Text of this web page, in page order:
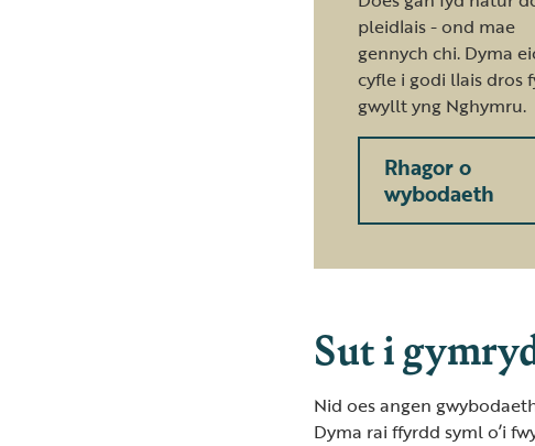
pleidlais - ond mae
gennych chi. Dyma
cyfle i godi llais dros
gwyllt yng Nghymru.
Rhagor o
wybodaeth
Sut i
Nid oes angen
Dyma rai ffyrdd syml o’i